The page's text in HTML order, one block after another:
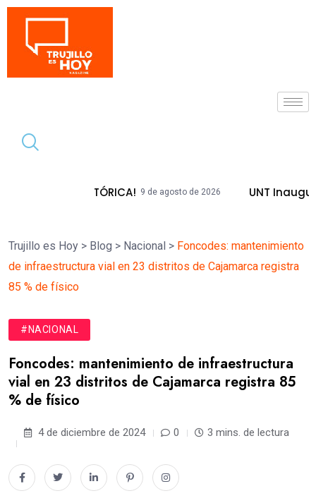
9 de agosto de 2026 UNT Inaugura Plazas
Trujillo es Hoy > Blog > Nacional > Foncodes: mantenimiento
de infraestructura vial en 23 distritos de Cajamarca registra
85 % de físico
#NACIONAL
Foncodes: mantenimiento de infraestructura
vial en 23 distritos de Cajamarca registra 85
% de físico
4 de diciembre de 2024 0 3 mins. de lectura